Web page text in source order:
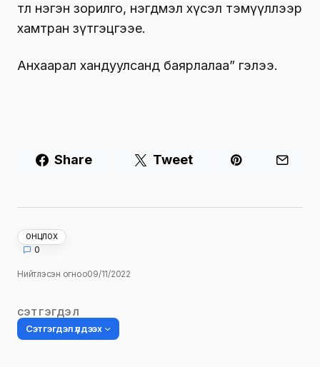
төлөө нэгэн зорилго, нэгдмэл хүсэл тэмүүллээр
хамтран зүтгэцгээе.
Анхаарал хандуулсанд баярлалаа” гэлээ.
Share Tweet
ОНЦЛОХ
0
Нийтлэсэн огноо09/11/2022
СЭТГЭГДЭЛ
Сэтгэгдэл үлдээх